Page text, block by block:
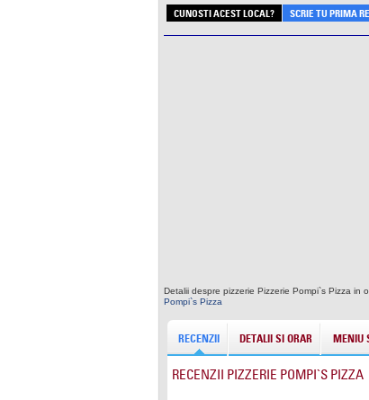
CUNOSTI ACEST LOCAL? SCRIE TU PRIMA
Detalii despre pizzerie Pizzerie Pompi`s Pizza
Pompi`s Pizza
RECENZII DETALII SI ORAR MENIU
RECENZII PIZZERIE POMPI`S PIZZA